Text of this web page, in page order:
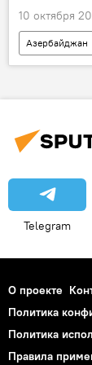
10 октября
Азербайджан
Аида
Восток
Telegram
О проекте
Политика
Политика
Правила